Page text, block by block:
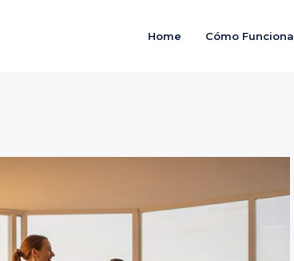
Home Cómo Funciona